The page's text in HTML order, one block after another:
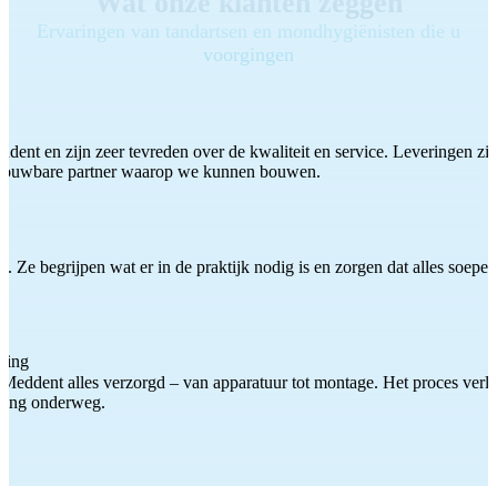
Ervaringen van tandartsen en mondhygiënisten die u
voorgingen
en zijn zeer tevreden over de kwaliteit en service. Leveringen
partner waarop we kunnen bouwen.
Ze begrijpen wat er in de praktijk nodig is en zorgen dat alles
alles verzorgd – van apparatuur tot montage. Het proces
onderweg.